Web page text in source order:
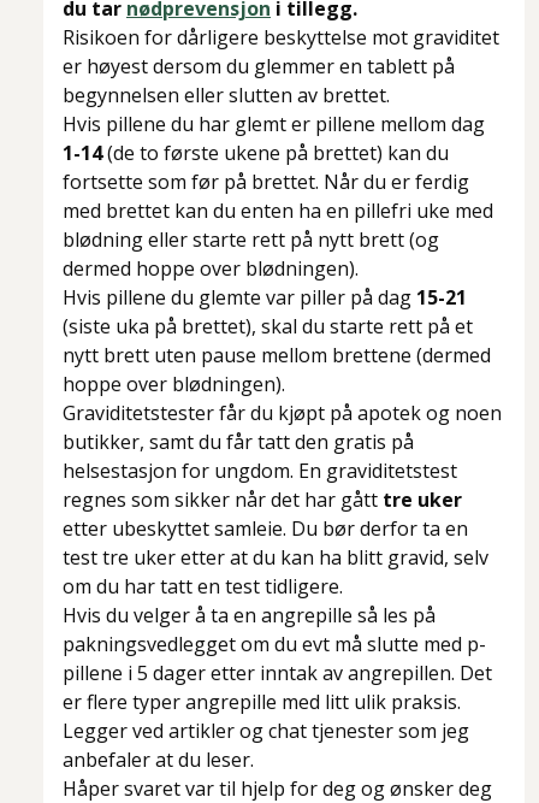
du tar nødprevensjon i tillegg.
Risikoen for dårligere beskyttelse mot graviditet
er høyest dersom du glemmer en tablett på
begynnelsen eller slutten av brettet.
Hvis pillene du har glemt er pillene mellom dag
1-14(de to første ukene på brettet) kan du
fortsette som før på brettet. Når du er ferdig
med brettet kan du enten ha en pillefri uke med
blødning eller starte rett på nytt brett (og
dermed hoppe over blødningen).
Hvis pillene du glemte var piller på dag 15-21
(siste uka på brettet), skal du starte rett på et
nytt brett uten pause mellom brettene (dermed
hoppe over blødningen).
Graviditetstester får du kjøpt på apotek og noen
butikker, samt du får tatt den gratis på
helsestasjon for ungdom. En graviditetstest
regnes som sikker når det har gått tre uker
etter ubeskyttet samleie. Du bør derfor ta en
test tre uker etter at du kan ha blitt gravid, selv
om du har tatt en test tidligere.
Hvis du velger å ta en angrepille så les på
pakningsvedlegget om du evt må slutte med p-
pillene i 5 dager etter inntak av angrepillen. Det
er flere typer angrepille med litt ulik praksis.
Legger ved artikler og chat tjenester som jeg
anbefaler at du leser.
Håper svaret var til hjelp for deg og ønsker deg